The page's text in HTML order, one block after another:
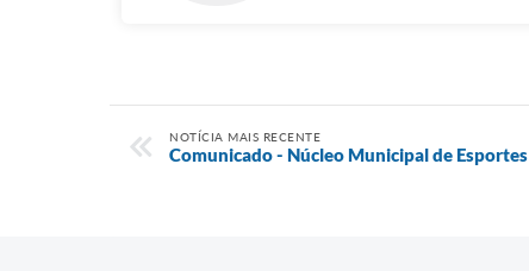
NOTÍCIA MAIS RECENTE
Comunicado - Núcleo Municipal de Esportes